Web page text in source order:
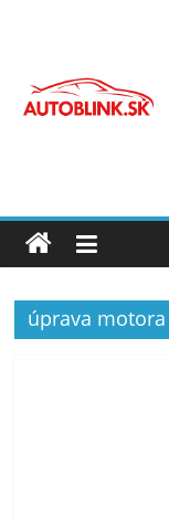
úprava motora